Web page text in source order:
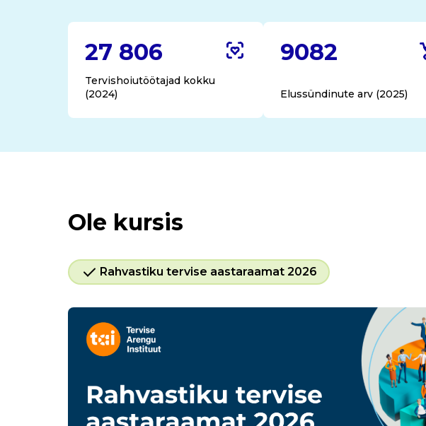
27 806
Tervishoiutöötajad kokku
(2024)
9082
Elussündinute arv (2025)
Ole kursis
Rahvastiku tervise aastaraamat 2026